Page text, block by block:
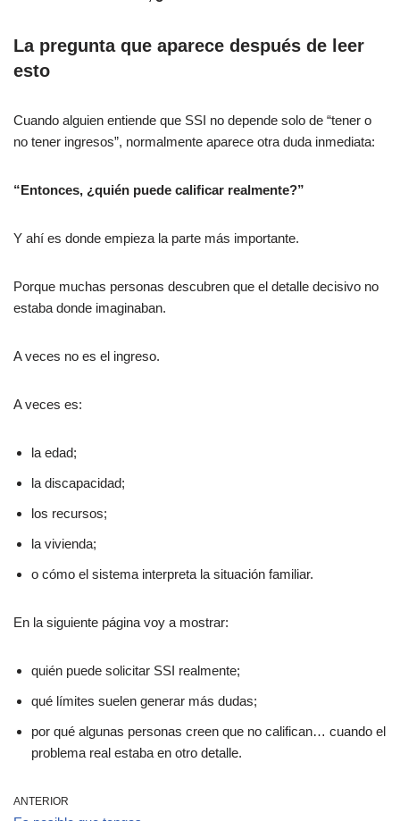
La pregunta que aparece después de leer
esto
Cuando alguien entiende que SSI no depende solo de “tener o
no tener ingresos”, normalmente aparece otra duda inmediata:
“Entonces, ¿quién puede calificar realmente?”
Y ahí es donde empieza la parte más importante.
Porque muchas personas descubren que el detalle decisivo no
estaba donde imaginaban.
A veces no es el ingreso.
A veces es:
la edad;
la discapacidad;
los recursos;
la vivienda;
o cómo el sistema interpreta la situación familiar.
En la siguiente página voy a mostrar:
quién puede solicitar SSI realmente;
qué límites suelen generar más dudas;
por qué algunas personas creen que no califican… cuando el
problema real estaba en otro detalle.
ANTERIOR